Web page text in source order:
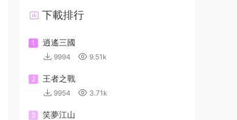
下載排行
1 逍遙三國
9994 9.51k
2 王者之戰
9954 3.71k
3 笑夢江山